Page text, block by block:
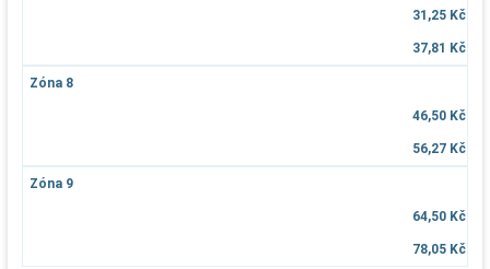
31,25 Kč
37,81 Kč
Zóna 8
46,50 Kč
56,27 Kč
Zóna 9
64,50 Kč
78,05 Kč